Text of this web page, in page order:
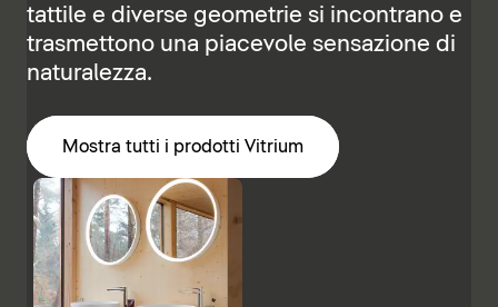
tattile e diverse geometrie si incontrano e
trasmettono una piacevole sensazione di
naturalezza.
Mostra tutti i prodotti Vitrium